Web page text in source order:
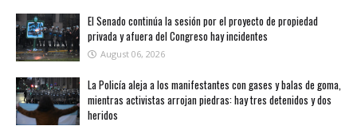
El Senado continúa la sesión por el proyecto de propiedad
privada y afuera del Congreso hay incidentes
August 06, 2026
La Policía aleja a los manifestantes con gases y balas de goma,
mientras activistas arrojan piedras: hay tres detenidos y dos
heridos